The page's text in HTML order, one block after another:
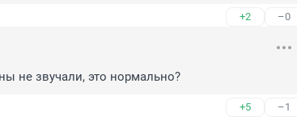
+2 –0
не звучали, это нормально?
+5 –1